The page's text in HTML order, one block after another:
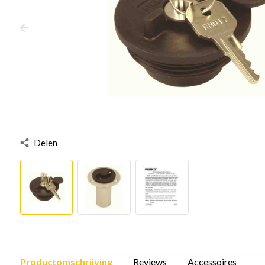
Delen
Productomschrijving Reviews Accessoires